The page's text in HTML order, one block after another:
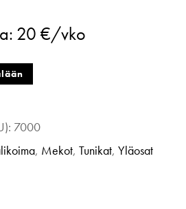
20 €/vko
7000
, Mekot,Tunikat,Yläosat